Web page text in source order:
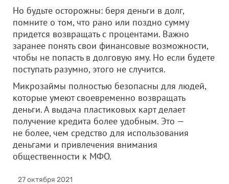
Но будьте осторожны: беря деньги в долг,
помните о том, что рано или поздно сумму
придется возвращать с процентами. Важно
заранее понять свои финансовые возможности,
чтобы не попасть в долговую яму. Но если будете
поступать разумно, этого не случится.
Микрозаймы полностью безопасны для людей,
которые умеют своевременно возвращать
деньги. А выдача пластиковых карт делает
получение кредита более удобным. Это —
не более, чем средство для использования
деньгами и привлечения внимания
общественности к МФО.
27 октября 2021